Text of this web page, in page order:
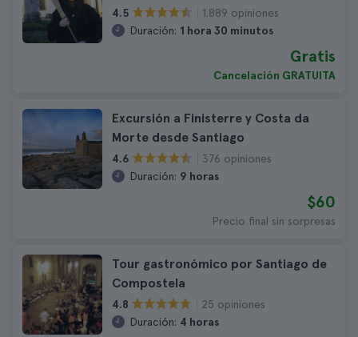
4.5
1.889 opiniones
Duración: 1 hora 30 minutos
Gratis
Cancelación GRATUITA
Excursión a Finisterre y Costa da
Morte desde Santiago
4.6
376 opiniones
Duración: 9 horas
$60
Precio final sin sorpresas
Tour gastronómico por Santiago de
Compostela
4.8
25 opiniones
Duración: 4 horas